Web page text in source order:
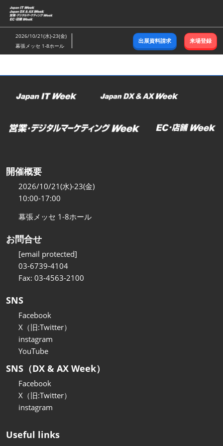
ス
キ
ッ
し
2026/10/21(水)-23(金)
幕張メッセ 1-8ホール
出展資料請求 来場登録
開催概要
2026/10/21(水)-23(金)
10:00-17:00
幕張メッセ 1-8ホール
お問合せ
[email protected]
03-6739-4104
Fax: 03-4563-2100
SNS
Facebook
X（旧:Twitter）
instagram
YouTube
SNS（DX & AX Week）
Facebook
X（旧:Twitter）
instagram
Useful links